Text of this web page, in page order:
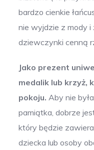
bardzo cienkie
nie wyjdzie z mody i
dziewczynki cenną
Jako prezent
medalik lub krzyż,
pokoju. Aby nie
pamiątka, dobrze
który będzie
dziecka lub osoby